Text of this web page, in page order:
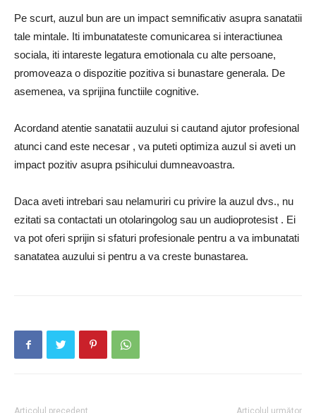
Pe scurt, auzul bun are un impact semnificativ asupra sanatatii
tale mintale. Iti imbunatateste comunicarea si interactiunea
sociala, iti intareste legatura emotionala cu alte persoane,
promoveaza o dispozitie pozitiva si bunastare generala. De
asemenea, va sprijina functiile cognitive.
Acordand atentie sanatatii auzului si cautand ajutor profesional
atunci cand este necesar , va puteti optimiza auzul si aveti un
impact pozitiv asupra psihicului dumneavoastra.
Daca aveti intrebari sau nelamuriri cu privire la auzul dvs., nu
ezitati sa contactati un otolaringolog sau un audioprotesist . Ei
va pot oferi sprijin si sfaturi profesionale pentru a va imbunatati
sanatatea auzului si pentru a va creste bunastarea.